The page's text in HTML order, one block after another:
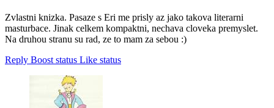
Zvlastni knizka. Pasaze s Eri me prisly az jako takova literarni
masturbace. Jinak celkem kompaktni, nechava cloveka premyslet.
Na druhou stranu su rad, ze to mam za sebou :)
Reply Boost status Like status